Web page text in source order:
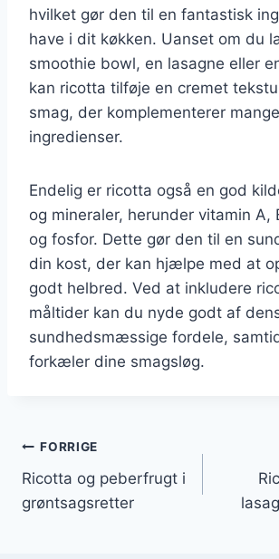
hvilket gør den til en fantastisk
have i dit køkken. Uanset om du
smoothie bowl, en lasagne eller
kan ricotta tilføje en cremet
smag, der komplementerer
ingredienser.
Endelig er ricotta også en god
og mineraler, herunder vitamin A,
og fosfor. Dette gør den til en
din kost, der kan hjælpe med at
godt helbred. Ved at inkludere
måltider kan du nyde godt af
sundhedsmæssige fordele,
forkæler dine smagsløg.
Indlægsnavigation
FORRIGE
Ricotta og peberfrugt i
grøntsagsretter